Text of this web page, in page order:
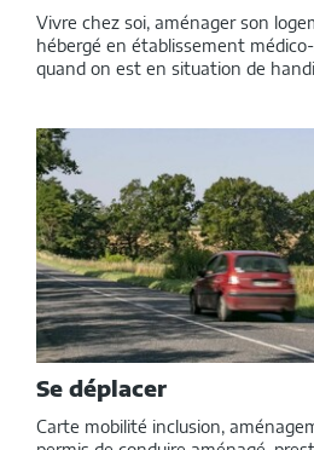
Vivre chez soi, aménager son
hébergé en établissement
quand on est en situation de
Se déplacer
Carte mobilité inclusion,